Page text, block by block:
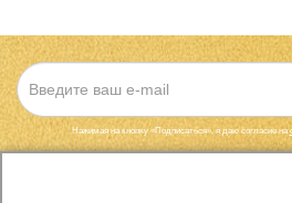
Нажимая на кнопку «Подписаться», я даю cогласие на